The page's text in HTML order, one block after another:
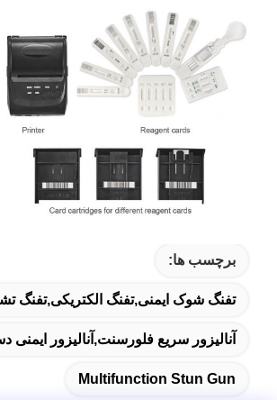
برچسب ها:
تفنگ شوک ایمنی,تفنگ الکتریکی,تفنگ
آنالیزور سریع فلورسنت,آنالیزور
Multifunction Stun Gun